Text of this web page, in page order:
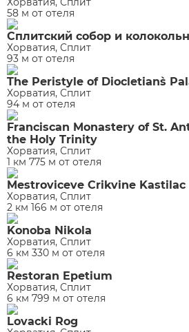
58 м от отеля
Сплитский собор и
Хорватия, Сплит
93 м от отеля
The Peristyle of Diocletian`s
Хорватия, Сплит
94 м от отеля
Franciscan Monastery of St.
the Holy Trinity
Хорватия, Сплит
1 км 775 м от отеля
Mestroviceve Crikvine Kastilac
Хорватия, Сплит
2 км 166 м от отеля
Konoba Nikola
Хорватия, Сплит
6 км 330 м от отеля
Restoran Epetium
Хорватия, Сплит
6 км 799 м от отеля
Lovacki Rog